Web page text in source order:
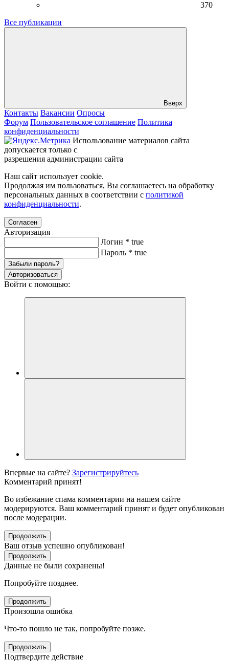
370
Все публикации
Вверх
Контакты Вакансии Опросы
Форум Пользовательское соглашение Политика
конфиденциальности
Использование материалов сайта
допускается только с
разрешения администрации сайта
Наш сайт использует cookie.
Продолжая им пользоваться, Вы соглашаетесь на обработку
персональных данных в соответствии с политикой
конфиденциальности.
Согласен
Авторизация
Логин * true
Пароль * true
Забыли пароль?
Авторизоваться
Войти с помощью:
Впервые на сайте? Зарегистрируйтесь
Комментарий принят!
Во избежание спама комментарии на нашем сайте
модерируются. Ваш комментарий принят и будет опубликован
после модерации.
Продолжить
Ваш отзыв успешно опубликован!
Продолжить
Данные не были сохранены!
Попробуйте позднее.
Продолжить
Произошла ошибка
Что-то пошло не так, попробуйте позже.
Продолжить
Подтвердите действие